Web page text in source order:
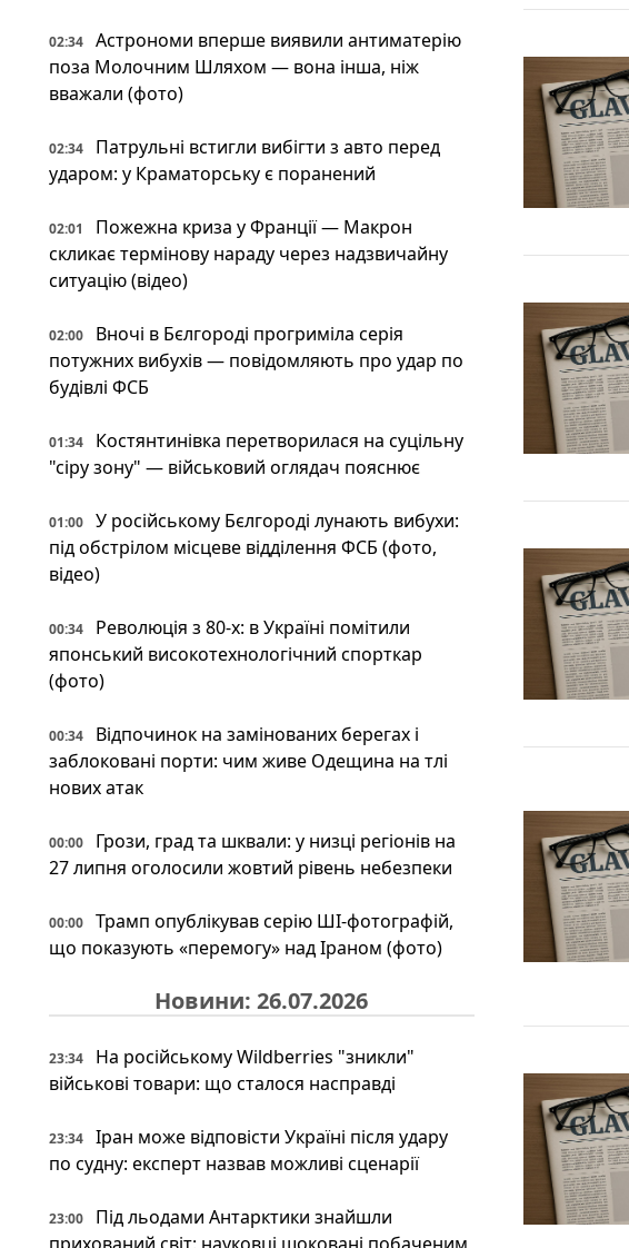
02:34
Астрономи вперше виявили антиматерію
поза Молочним Шляхом — вона інша, ніж
вважали (фото)
02:34
Патрульні встигли вибігти з авто перед
ударом: у Краматорську є поранений
02:01
Пожежна криза у Франції — Макрон
скликає термінову нараду через надзвичайну
ситуацію (відео)
02:00
Вночі в Бєлгороді прогриміла серія
потужних вибухів — повідомляють про удар по
будівлі ФСБ
01:34
Костянтинівка перетворилася на суцільну
"сіру зону" — військовий оглядач пояснює
01:00
У російському Бєлгороді лунають вибухи:
під обстрілом місцеве відділення ФСБ (фото,
відео)
00:34
Революція з 80-х: в Україні помітили
японський високотехнологічний спорткар
(фото)
00:34
Відпочинок на замінованих берегах і
заблоковані порти: чим живе Одещина на тлі
нових атак
00:00
Грози, град та шквали: у низці регіонів на
27 липня оголосили жовтий рівень небезпеки
00:00
Трамп опублікував серію ШІ-фотографій,
що показують «перемогу» над Іраном (фото)
Новини: 26.07.2026
23:34
На російському Wildberries "зникли"
військові товари: що сталося насправді
23:34
Іран може відповісти Україні після удару
по судну: експерт назвав можливі сценарії
23:00
Під льодами Антарктики знайшли